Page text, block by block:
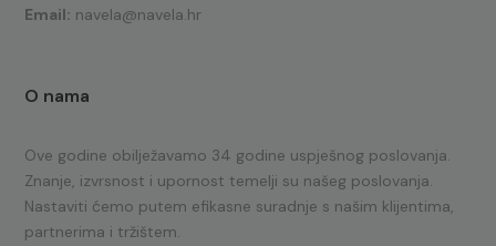
Email: navela@navela.hr
O nama
Ove godine obilježavamo 34 godine uspješnog poslovanja.
Znanje, izvrsnost i upornost temelji su našeg poslovanja.
Nastaviti ćemo putem efikasne suradnje s našim klijentima,
partnerima i tržištem.